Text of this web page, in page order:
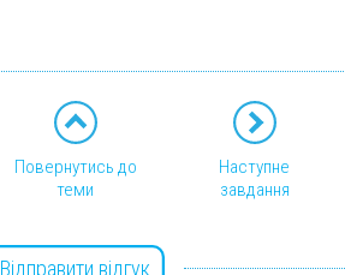
Повернутись до
теми
Наступне
завдання
Відправити відгук